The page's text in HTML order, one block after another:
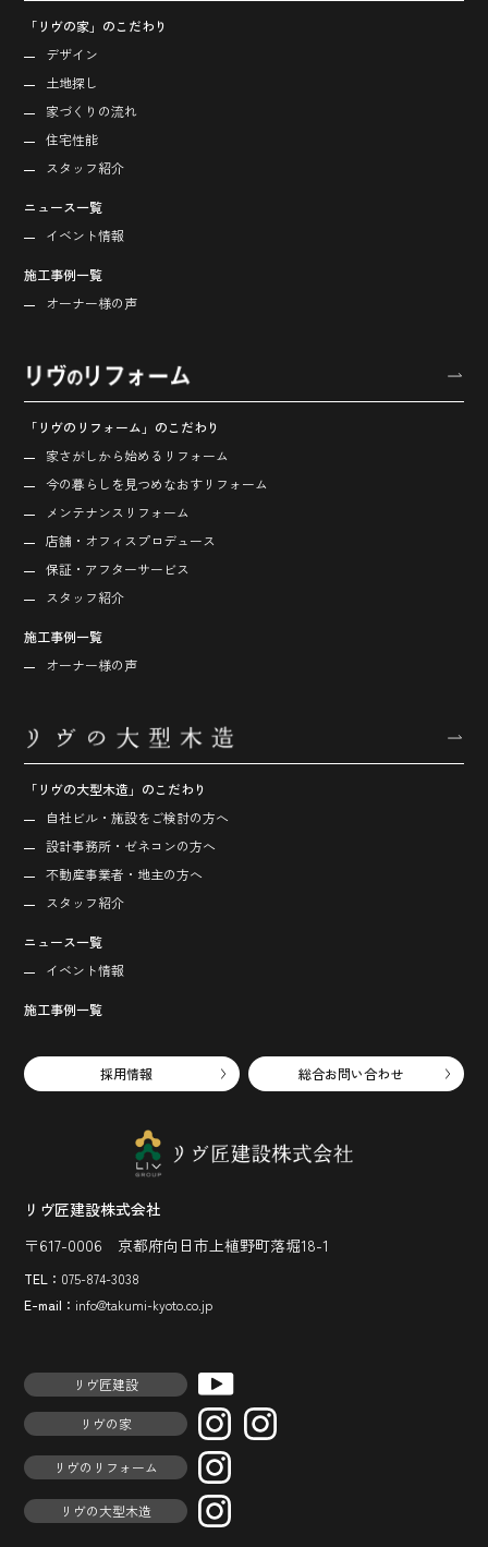
「リヴの家」のこだわり
デザイン
土地探し
家づくりの流れ
住宅性能
スタッフ紹介
ニュース一覧
イベント情報
施工事例一覧
オーナー様の声
「リヴのリフォーム」のこだわり
家さがしから始める リフォーム
今の暮らしを見つめなおす リフォーム
メンテナンスリフォーム
店舗・オフィス プロデュース
保証・アフターサービス
スタッフ紹介
施工事例一覧
オーナー様の声
「リヴの大型木造」のこだわり
自社ビル・施設をご検討の方へ
設計事務所・ゼネコンの方へ
不動産事業者・地主の方へ
スタッフ紹介
ニュース一覧
イベント情報
施工事例一覧
採用情報 総合お問い合わせ
リヴ匠建設株式会社
〒617-0006 京都府向日市上植野町落堀18-1
TEL： 075-874-3038
E-mail： info@takumi-kyoto.co.jp
リヴ匠建設
リヴの家
リヴのリフォーム
リヴの大型木造